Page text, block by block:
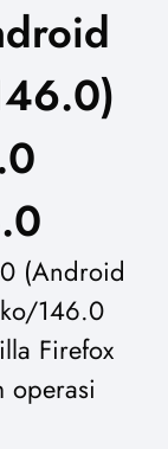
(Android
146.0
Firefox
operasi